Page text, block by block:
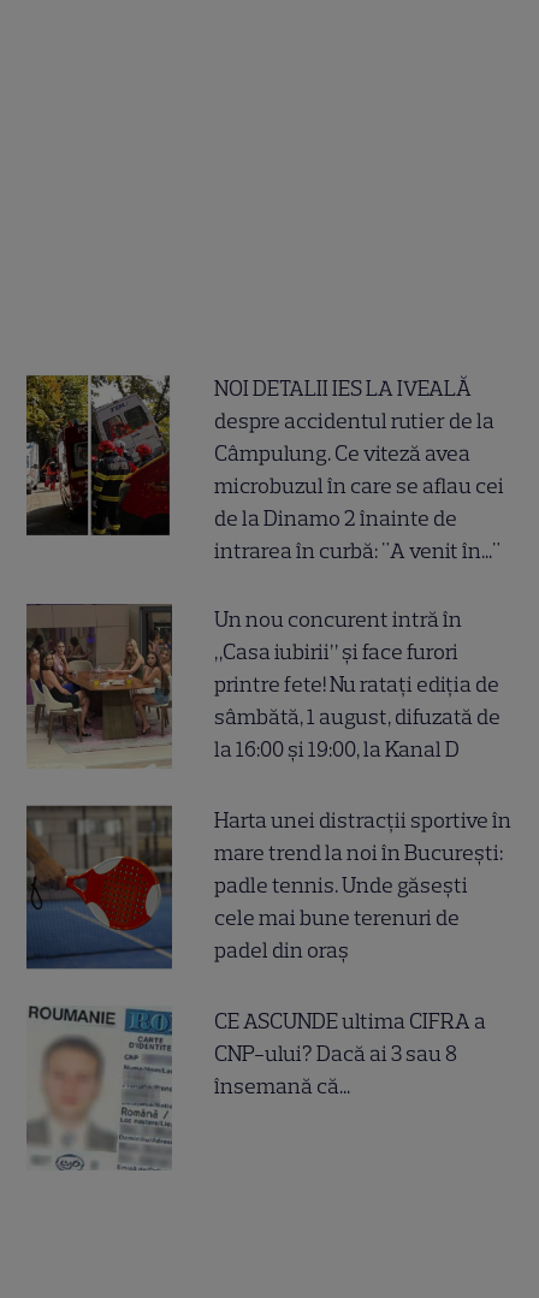
NOI DETALII IES LA IVEALĂ
despre accidentul rutier de la
Câmpulung. Ce viteză avea
microbuzul în care se aflau cei
de la Dinamo 2 înainte de
intrarea în curbă: "A venit în..."
Un nou concurent intră în
„Casa iubirii” și face furori
printre fete! Nu ratați ediția de
sâmbătă, 1 august, difuzată de
la 16:00 și 19:00, la Kanal D
Harta unei distracții sportive în
mare trend la noi în București:
padle tennis. Unde găsești
cele mai bune terenuri de
padel din oraș
CE ASCUNDE ultima CIFRA a
CNP-ului? Dacă ai 3 sau 8
însemană că...